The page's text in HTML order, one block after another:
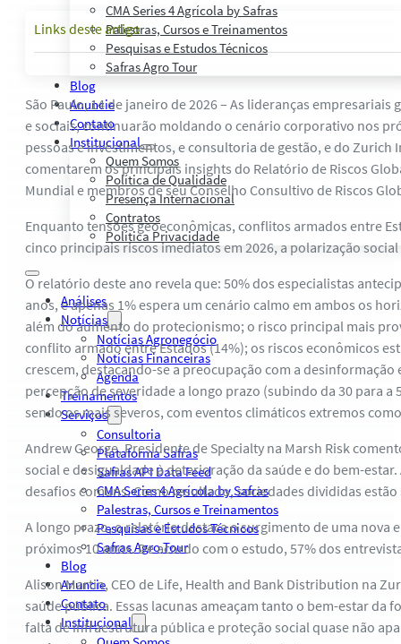
CMA Series 4 Agrícola by Safras
Palestras, Cursos e Treinamentos
Pesquisas e Estudos Técnicos
Safras Agro Tour
Blog
Anuncie
Contato
Institucional
Quem Somos
Política de Qualidade
Presença Internacional
Contratos
Política Privacidade
Análises
Notícias
Notícias Agronegócio
Notícias Financeiras
Agenda
Treinamentos
Serviços
Consultoria
Plataforma Safras
Safras API Data Feed
CMA Series 4 Agrícola by Safras
Palestras, Cursos e Treinamentos
Pesquisas e Estudos Técnicos
Safras Agro Tour
Blog
Anuncie
Contato
Institucional
Links deste artigo
São Paulo, 14 de janeiro de 2026 – As lideranças
e sociais, continuarão moldando o cenário corporativo nos
pessoas e investimentos, e consultoria de gestão, e do
comentarem os principais insights do Relatório de Riscos
Mundial e membros de seu Conselho Consultivo de Riscos
Enquanto tensões geoeconômicas, conflitos armados entre
cinco principais riscos imediatos em 2026, a polarização
O relatório deste ano revela que: 50% dos especialistas
anos, e apenas 1% espera um cenário calmo em ambos os
além do aumento do protecionismo; o risco principal mais
conflito armado entre Estados (14%); os riscos econômicos
crescem, destacando-se a preocupação com a
percepção de severidade a longo prazo (subindo da 30 para
sendo os mais severos, com eventos climáticos extremos
Andrew George, Presidente de Specialty na Marsh Risk
social e desigualdade à deterioração da saúde e do bem-
desafios comuns. Como resultado, sociedades divididas
A longo prazo, o relatório destaca o surgimento de uma nova
próximos 10 anos. De acordo com o estudo, 57% dos
Alison Martin, CEO de Life, Health and Bank Distribution na
saúde pública. Essas lacunas ameaçam tanto o bem-estar
falta de infraestrutura pública e proteção social quase não